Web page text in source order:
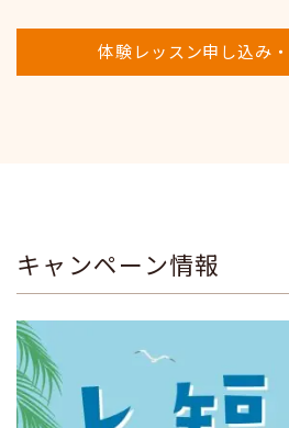
体験レッスン申し込み
キャンペーン情報